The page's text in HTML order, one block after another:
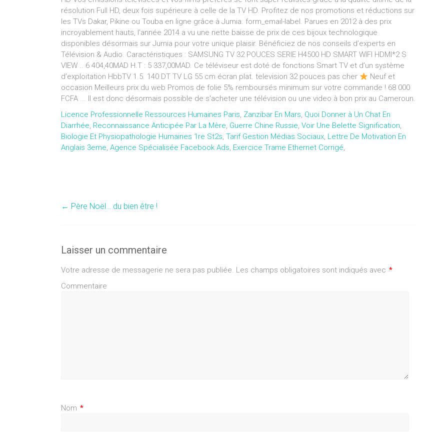
résolution Full HD, deux fois supérieure à celle de la TV HD. Profitez de nos promotions et réductions sur
les TVs Dakar, Pikine ou Touba en ligne grâce à Jumia. form_email-label. Parues en 2012 à des prix
incroyablement hauts, l'année 2014 a vu une nette baisse de prix de ces bijoux technologique
disponibles désormais sur Jumia pour votre unique plaisir. Bénéficiez de nos conseils d’experts en
Télévision & Audio. Caractéristiques : SAMSUNG TV 32 POUCES SERIE H4500 HD SMART WIFI HDMI*2 S
VIEW .. 6 404,40MAD H.T : 5 337,00MAD. Ce téléviseur est doté de fonctions Smart TV et d’un système
d’exploitation HbbTV 1.5. 140 DT TV LG 55 cm écran plat. television 32 pouces pas cher
Neuf et
occasion Meilleurs prix du web Promos de folie 5% remboursés minimum sur votre commande ! 68 000
FCFA ... Il est donc désormais possible de s'acheter une télévision ou une video à bon prix au Cameroun.
Licence Professionnelle Ressources Humaines Paris, Zanzibar En Mars, Quoi Donner à Un Chat En
Diarrhée, Reconnaissance Anticipée Par La Mère, Guerre Chine Russie, Voir Une Belette Signification,
Biologie Et Physiopathologie Humaines 1re St2s, Tarif Gestion Médias Sociaux, Lettre De Motivation En
Anglais 3eme, Agence Spécialisée Facebook Ads, Exercice Trame Ethernet Corrigé,
← Père Noël… du bien être !
Laisser un commentaire
Votre adresse de messagerie ne sera pas publiée. Les champs obligatoires sont indiqués avec *
Commentaire
Nom *